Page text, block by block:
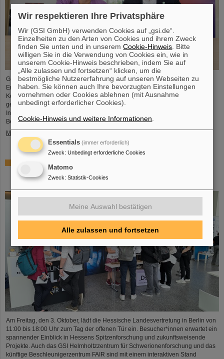
GSI/FAIR hat eine Zusammenarbeit mit ABB vereinbart, um die
Energieeffizienz seiner wissenschaftlichen Infrastruktur zu verbessern. Das
Kooperationsprojekt mit ABB, das vor Kurzem vor Ort in Darmstadt offiziell
gestartet wurde, konzentriert sich auf die hochentwickelte technische
Infrastruktur innerhalb des bestehenden und in Betrieb befindlichen GSI-
Beschleunigerkomplexes.
Mehr »
Element Hassium und Spitzenforschung: GSI und FAIR
beim Tag der offenen Tür in der Hessischen
Landesvertretung in Berlin
Am Freitag, den 3. Oktober, lädt die Hessische Landesvertretung in Berlin von
11:00 bis 18:00 Uhr zum Tag der offenen Tür ein. Besucher*innen erwartet ein
spannender Einblick in Hessens Spitzenforschung und zukunftsweisende
Projekte. Auch das GSI Helmholtzzentrum für Schwerionenforschung und das
künftige Beschleunigerzentrum FAIR sind mit einem interaktiven Stand
Wir respektieren Ihre Privatsphäre
Wir (GSI GmbH) verwenden Cookies auf „gsi.de“.
Einzelheiten zu den Arten von Cookies und ihrem Zweck
finden Sie unten und in unseremCookie-Hinweis . Bitte
willigen Sie in die Verwendung von Cookies ein, wie in
unserem Cookie-Hinweis beschrieben, indem Sie auf
„Alle zulassen und fortsetzen“ klicken, um die
bestmögliche Nutzererfahrung auf unseren Webseiten zu
haben. Sie können auch Ihre bevorzugten Einstellungen
vornehmen oder Cookies ablehnen (mit Ausnahme
unbedingt erforderlicher Cookies).
Cookie-Hinweis und weitere Informationen
Essentials (immer erforderlich)
Zweck: Unbedingt erforderliche Cookies
Matomo
Zweck: Statistik-Cookies
Meine Auswahl bestätigen
Alle zulassen und fortsetzen